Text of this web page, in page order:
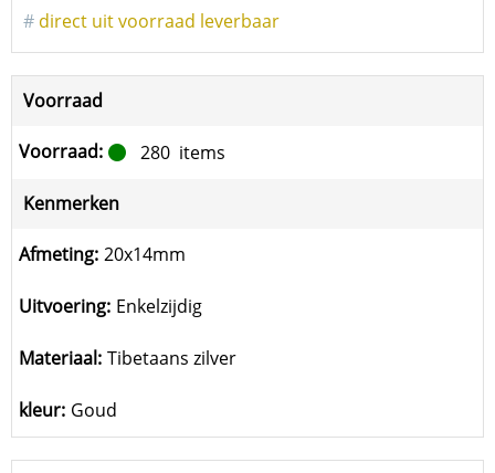
# direct uit voorraad leverbaar
Voorraad
Voorraad: 280 items
Kenmerken
Afmeting: 20x14mm
Uitvoering: Enkelzijdig
Materiaal: Tibetaans zilver
kleur: Goud